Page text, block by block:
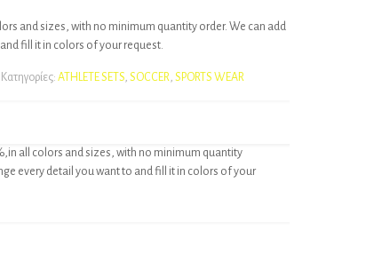
and sizes, with no minimum quantity order. We can add
fill it in colors of your request.
Κατηγορίες:ATHLETE SETS,SOCCER,SPORTS WEAR
all colors and sizes, with no minimum quantity
every detail you want to and fill it in colors of your